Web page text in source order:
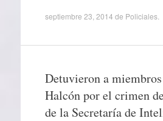
septiembre 23, 2014 de Policiales.
Detuvieron a
Halcón por el crimen
de la Secretaría de